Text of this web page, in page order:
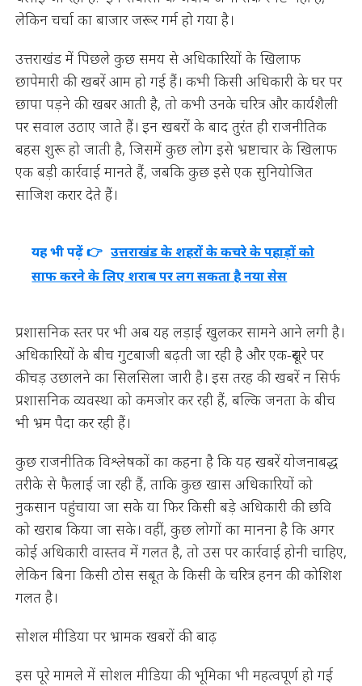
लेकिन चर्चा का बाजार जरूर गर्म हो गया है।
उत्तराखंड में पिछले कुछ समय से अधिकारियों के खिलाफ
छापेमारी की खबरें आम हो गई हैं। कभी किसी अधिकारी के घर पर
छापा पड़ने की खबर आती है, तो कभी उनके चरित्र और कार्यशैली
पर सवाल उठाए जाते हैं। इन खबरों के बाद तुरंत ही राजनीतिक
बहस शुरू हो जाती है, जिसमें कुछ लोग इसे भ्रष्टाचार के खिलाफ
एक बड़ी कार्रवाई मानते हैं, जबकि कुछ इसे एक सुनियोजित
साजिश करार देते हैं।
यह भी पढ़ें 👉 उत्तराखंड के शहरों के कचरे के पहाड़ों को
साफ करने के लिए शराब पर लग सकता है नया सेस
प्रशासनिक स्तर पर भी अब यह लड़ाई खुलकर सामने आने लगी है।
अधिकारियों के बीच गुटबाजी बढ़ती जा रही है और एक-दूसरे पर
कीचड़ उछालने का सिलसिला जारी है। इस तरह की खबरें न सिर्फ
प्रशासनिक व्यवस्था को कमजोर कर रही हैं, बल्कि जनता के बीच
भी भ्रम पैदा कर रही हैं।
कुछ राजनीतिक विश्लेषकों का कहना है कि यह खबरें योजनाबद्ध
तरीके से फैलाई जा रही हैं, ताकि कुछ खास अधिकारियों को
नुकसान पहुंचाया जा सके या फिर किसी बड़े अधिकारी की छवि
को खराब किया जा सके। वहीं, कुछ लोगों का मानना है कि अगर
कोई अधिकारी वास्तव में गलत है, तो उस पर कार्रवाई होनी चाहिए,
लेकिन बिना किसी ठोस सबूत के किसी के चरित्र हनन की कोशिश
गलत है।
सोशल मीडिया पर भ्रामक खबरों की बाढ़
इस पूरे मामले में सोशल मीडिया की भूमिका भी महत्वपूर्ण हो गई